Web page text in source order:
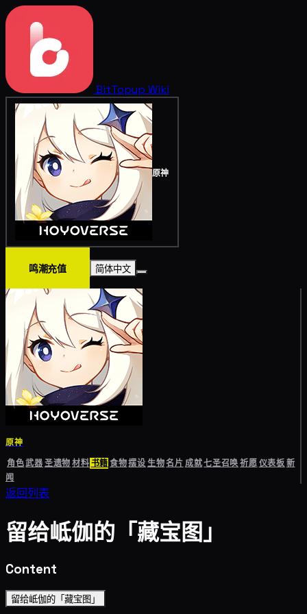
BitTopup Wiki
原神
鸣潮充值 简体中文
原神
角色武器圣遗物材料书籍食物摆设生物名片成就七圣召唤祈愿仪表板新
闻
返回列表
留给岻伽的「藏宝图」
Content
留给岻伽的「藏宝图」